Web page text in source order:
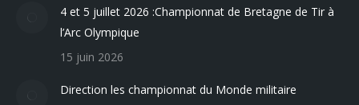
4 et 5 juillet 2026 :Championnat de Bretagne de Tir à
l’Arc Olympique
15 juin 2026
Direction les championnat du Monde militaire